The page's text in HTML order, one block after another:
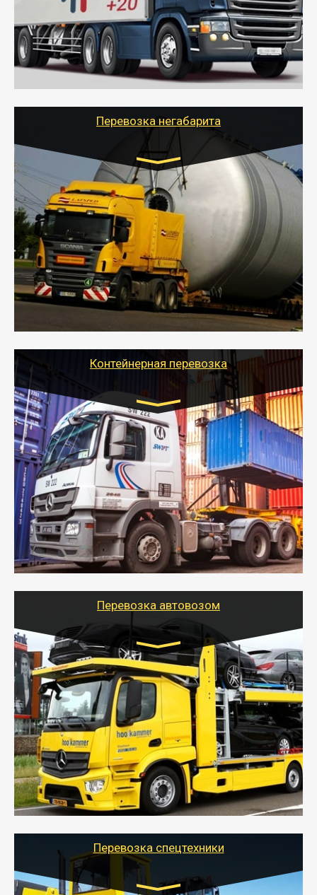
- Рефрижераторные перевозки грузов с
соблюдением температурного режима, работающим
термописцем, санитарной обработкой кузова и мед.
книжкой у водителя.
- Тайгер Логистик поможет быстро перевезти
скоропортящиеся продукты в любой город России с
Перевозка негабарита
Цена за км. Рассчитывается
индивидуально
- Перевозка техники и негабаритных грузов
осуществляется после получения разрешения на
перевозку (обычно 7-14 дней).
- Тайгер Логистик в короткие сроки поможет вам
качественно и безопасно перевезти негабаритные
грузы по всей России тралом, манипулятором и
другим транспортом и подобрать оптимальный
Контейнерная перевозка
Цена за км. Рассчитывается
индивидуально
- Контейнерные грузоперевозки на специальном
оборудованном транспорте быстро, качественно и
безопасно.
- Наша транспортная компания поможет
организовать доставку в порт и из порта
стандартных контейнеров на контейнеровозе,
шаландах и площадках (открытых кузовах),
используя надежные крепления.
Перевозка автовозом
Цена за км. Рассчитывается
индивидуально
- Перевозка автовозом от Тайгер Логистик – это
быстрый и безопасный способ доставить несколько
легковых автомобилей за одну поездку в другой
город.
- Наша транспортная компания организует доставку
машин автовозом, подобрав оптимальный маршрут с
учетом всех особенности по пути следования.
Перевозка спецтехники